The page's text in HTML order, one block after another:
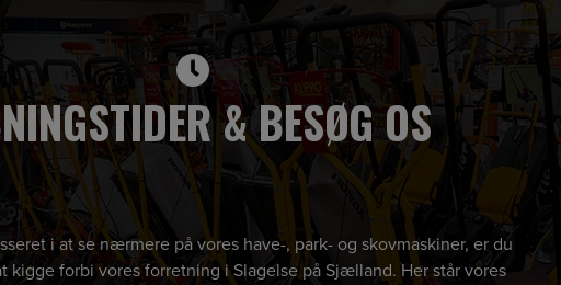
& BESØG OS
i at se nærmere på vores have-, park- og skovmaskiner, er du
kigge forbi vores forretning i Slagelse på Sjælland. Her står vores